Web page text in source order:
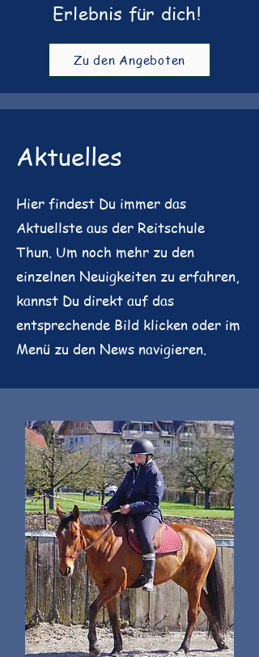
Erlebnis für dich! ​
Zu den Angeboten
Aktuelles
Hier findest Du immer das
Aktuellste aus der Reitschule
Thun. Um noch mehr zu den
einzelnen Neuigkeiten zu erfahren,
kannst Du direkt auf das
entsprechende Bild klicken oder im
Menü zu den News navigieren.